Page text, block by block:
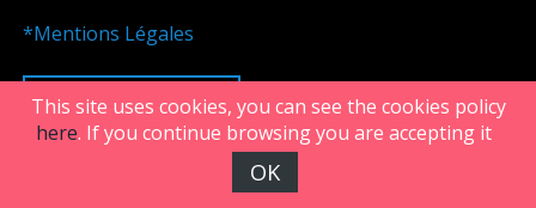
*Mentions Légales
HAUT DE PAGE
FiveDoors Network 2018
This site uses cookies, you can see the cookies policy
here. If you continue browsing you are accepting it
OK